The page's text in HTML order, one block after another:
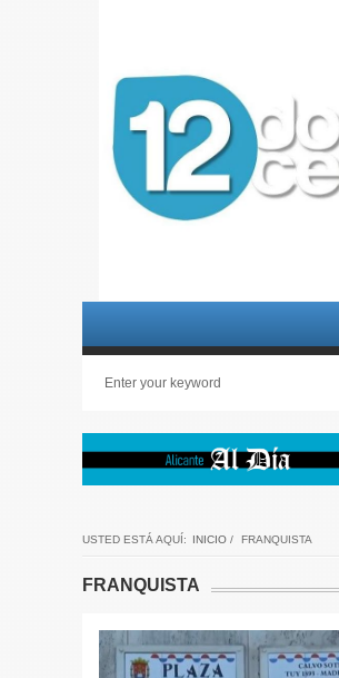
USTED ESTÁ AQUÍ: INICIO / FRANQUISTA
FRANQUISTA